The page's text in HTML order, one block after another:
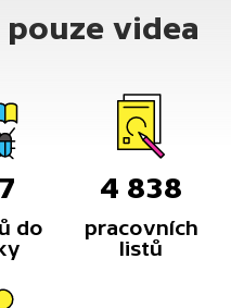
ČT Daniela
Brožem a Janem
na povrchu
pouze videa
do
4 838
pracovních
listů